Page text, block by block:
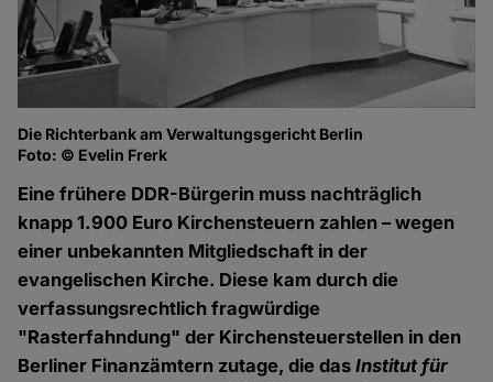
Die Richterbank am Verwaltungsgericht Berlin
Foto: © Evelin Frerk
Eine frühere DDR-Bürgerin muss nachträglich
knapp 1.900 Euro Kirchensteuern zahlen – wegen
einer unbekannten Mitgliedschaft in der
evangelischen Kirche. Diese kam durch die
verfassungsrechtlich fragwürdige
"Rasterfahndung" der Kirchensteuerstellen in den
Berliner Finanzämtern zutage, die dasInstitut für